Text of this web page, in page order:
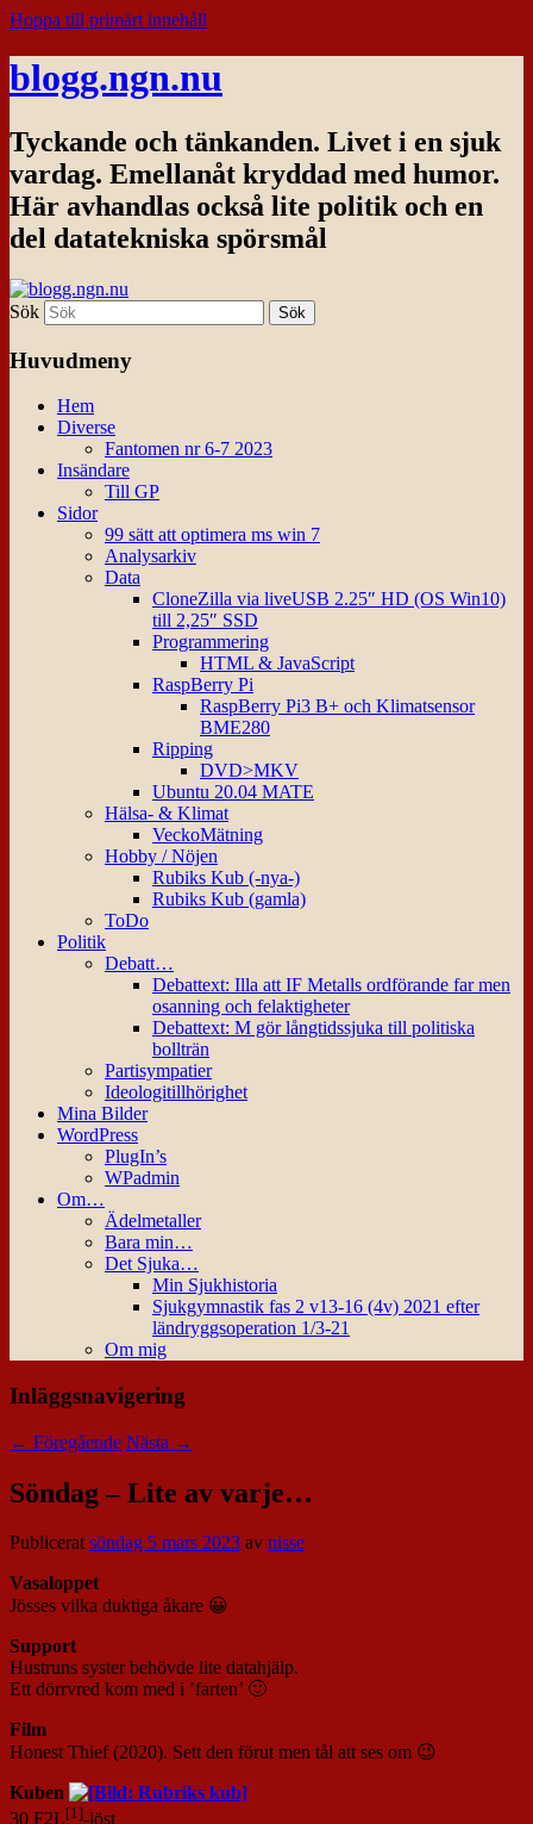
Hoppa till primärt innehåll
blogg.ngn.nu
Tyckande och tänkanden. Livet i en sjuk
vardag. Emellanåt kryddad med humor.
Här avhandlas också lite politik och en
del datatekniska spörsmål
Sök
Huvudmeny
Hem
Diverse
Fantomen nr 6-7 2023
Insändare
Till GP
Sidor
99 sätt att optimera ms win 7
Analysarkiv
Data
CloneZilla via liveUSB 2.25″ HD (OS Win10)
till 2,25″ SSD
Programmering
HTML & JavaScript
RaspBerry Pi
RaspBerry Pi3 B+ och Klimatsensor
BME280
Ripping
DVD>MKV
Ubuntu 20.04 MATE
Hälsa- & Klimat
VeckoMätning
Hobby / Nöjen
Rubiks Kub (-nya-)
Rubiks Kub (gamla)
ToDo
Politik
Debatt…
Debattext: Illa att IF Metalls ordförande far men
osanning och felaktigheter
Debattext: M gör långtidssjuka till politiska
bollträn
Partisympatier
Ideologitillhörighet
Mina Bilder
WordPress
PlugIn’s
WPadmin
Om…
Ädelmetaller
Bara min…
Det Sjuka…
Min Sjukhistoria
Sjukgymnastik fas 2 v13-16 (4v) 2021 efter
ländryggsoperation 1/3-21
Om mig
Inläggsnavigering
← Föregående Nästa →
Söndag – Lite av varje…
Publiceratsöndag 5 mars 2023 av nisse
Vasaloppet
Jösses vilka duktiga åkare 😀
Support
Hustruns syster behövde lite datahjälp.
Ett dörrvred kom med i ’farten’ 🙂
Film
Honest Thief (2020). Sett den förut men tål att ses om 😉
Kuben
30 F2L[1]-löst